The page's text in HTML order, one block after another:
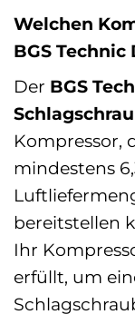
Welchen
BGS
Der BGS
Kompressor,
mindestens
bereitstellen
Ihr
erfüllt, um